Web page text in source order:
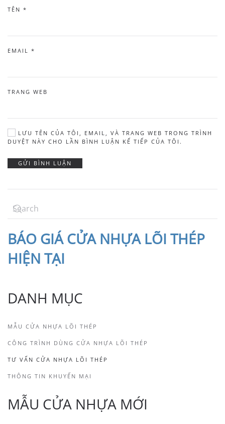
TÊN *
EMAIL *
TRANG WEB
LƯU TÊN CỦA TÔI, EMAIL, VÀ TRANG WEB TRONG TRÌNH
DUYỆT NÀY CHO LẦN BÌNH LUẬN KẾ TIẾP CỦA TÔI.
GỬI BÌNH LUẬN
BÁO GIÁ CỬA NHỰA LÕI THÉP
HIỆN TẠI
DANH MỤC
MẪU CỬA NHỰA LÕI THÉP
CÔNG TRÌNH DÙNG CỬA NHỰA LÕI THÉP
TƯ VẤN CỬA NHỰA LÕI THÉP
THÔNG TIN KHUYẾN MẠI
MẪU CỬA NHỰA MỚI